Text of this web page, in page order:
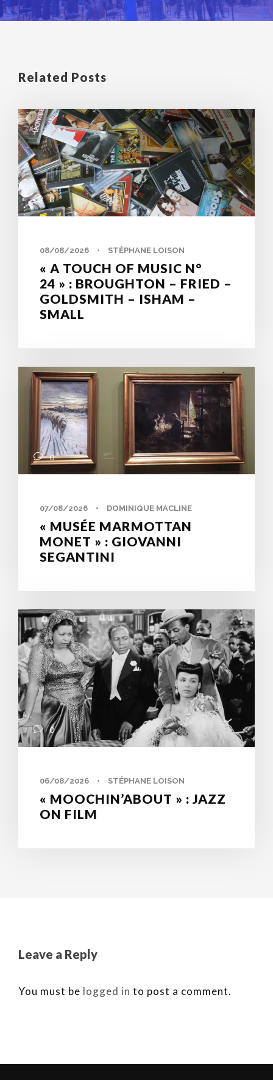
Related Posts
0
08/08/2026 • STÉPHANE LOISON
« A TOUCH OF MUSIC N°
24 » : BROUGHTON – FRIED –
GOLDSMITH – ISHAM –
SMALL
0
07/08/2026 • DOMINIQUE MACLINE
« MUSÉE MARMOTTAN
MONET » : GIOVANNI
SEGANTINI
0
06/08/2026 • STÉPHANE LOISON
« MOOCHIN’ABOUT » : JAZZ
ON FILM
Leave a Reply
You must be logged in to post a comment.